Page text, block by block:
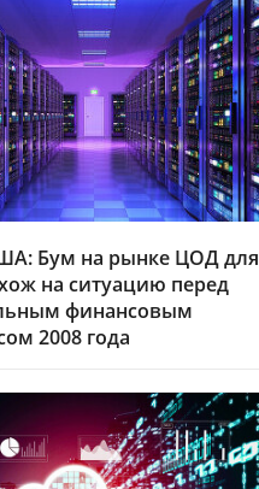
Бум на рынке ЦОД для
на ситуацию перед
финансовым
2008 года